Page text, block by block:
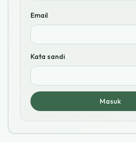
Email
Kata sandi
Masuk